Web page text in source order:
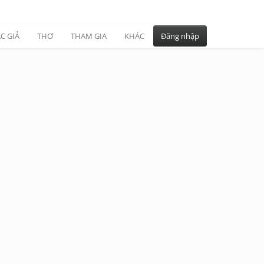
GIẢ THƠ THAM GIA KHÁC Đăng nhập